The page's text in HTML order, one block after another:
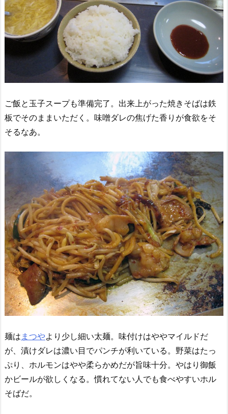
ご飯と玉子スープも準備完了。出来上がった焼きそばは鉄
板でそのままいただく。味噌ダレの焦げた香りが食欲をそ
そるなあ。
麺は まつやより少し細い太麺。味付けはややマイルドだ
が、漬けダレは濃い目でパンチが利いている。野菜はたっ
ぷり、ホルモンはやや柔らかめだが旨味十分。やはり御飯
かビールが欲しくなる。慣れてない人でも食べやすいホル
そばだ。